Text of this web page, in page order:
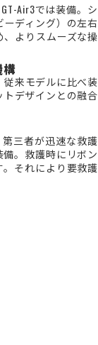
Air3では装備。シ
ディング）の左右
よりスムーズな操
構
従来モデルに比べ装
デザインとの融合
第三者が迅速な救護
。救護時にリボン
それにより要救護